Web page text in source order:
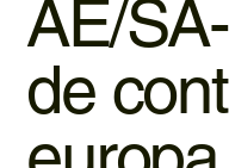
AE/
de